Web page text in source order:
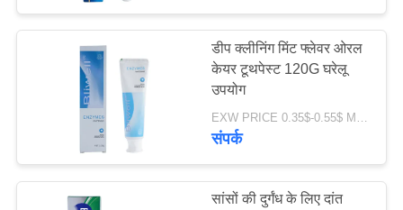
बारे
कारखाना
दांत सफेद करने वाले
टूथपेस्ट
58
डीप क्लीनिंग मिंट फ्लेवर ओरल
केयर टूथपेस्ट 120G घरेलू
उपयोग
EXW PRICE 0.35$-0.55$ MOQ:500 पीसी -30000 पीसी
संपर्क
सांसों की दुर्गंध के लिए दांत